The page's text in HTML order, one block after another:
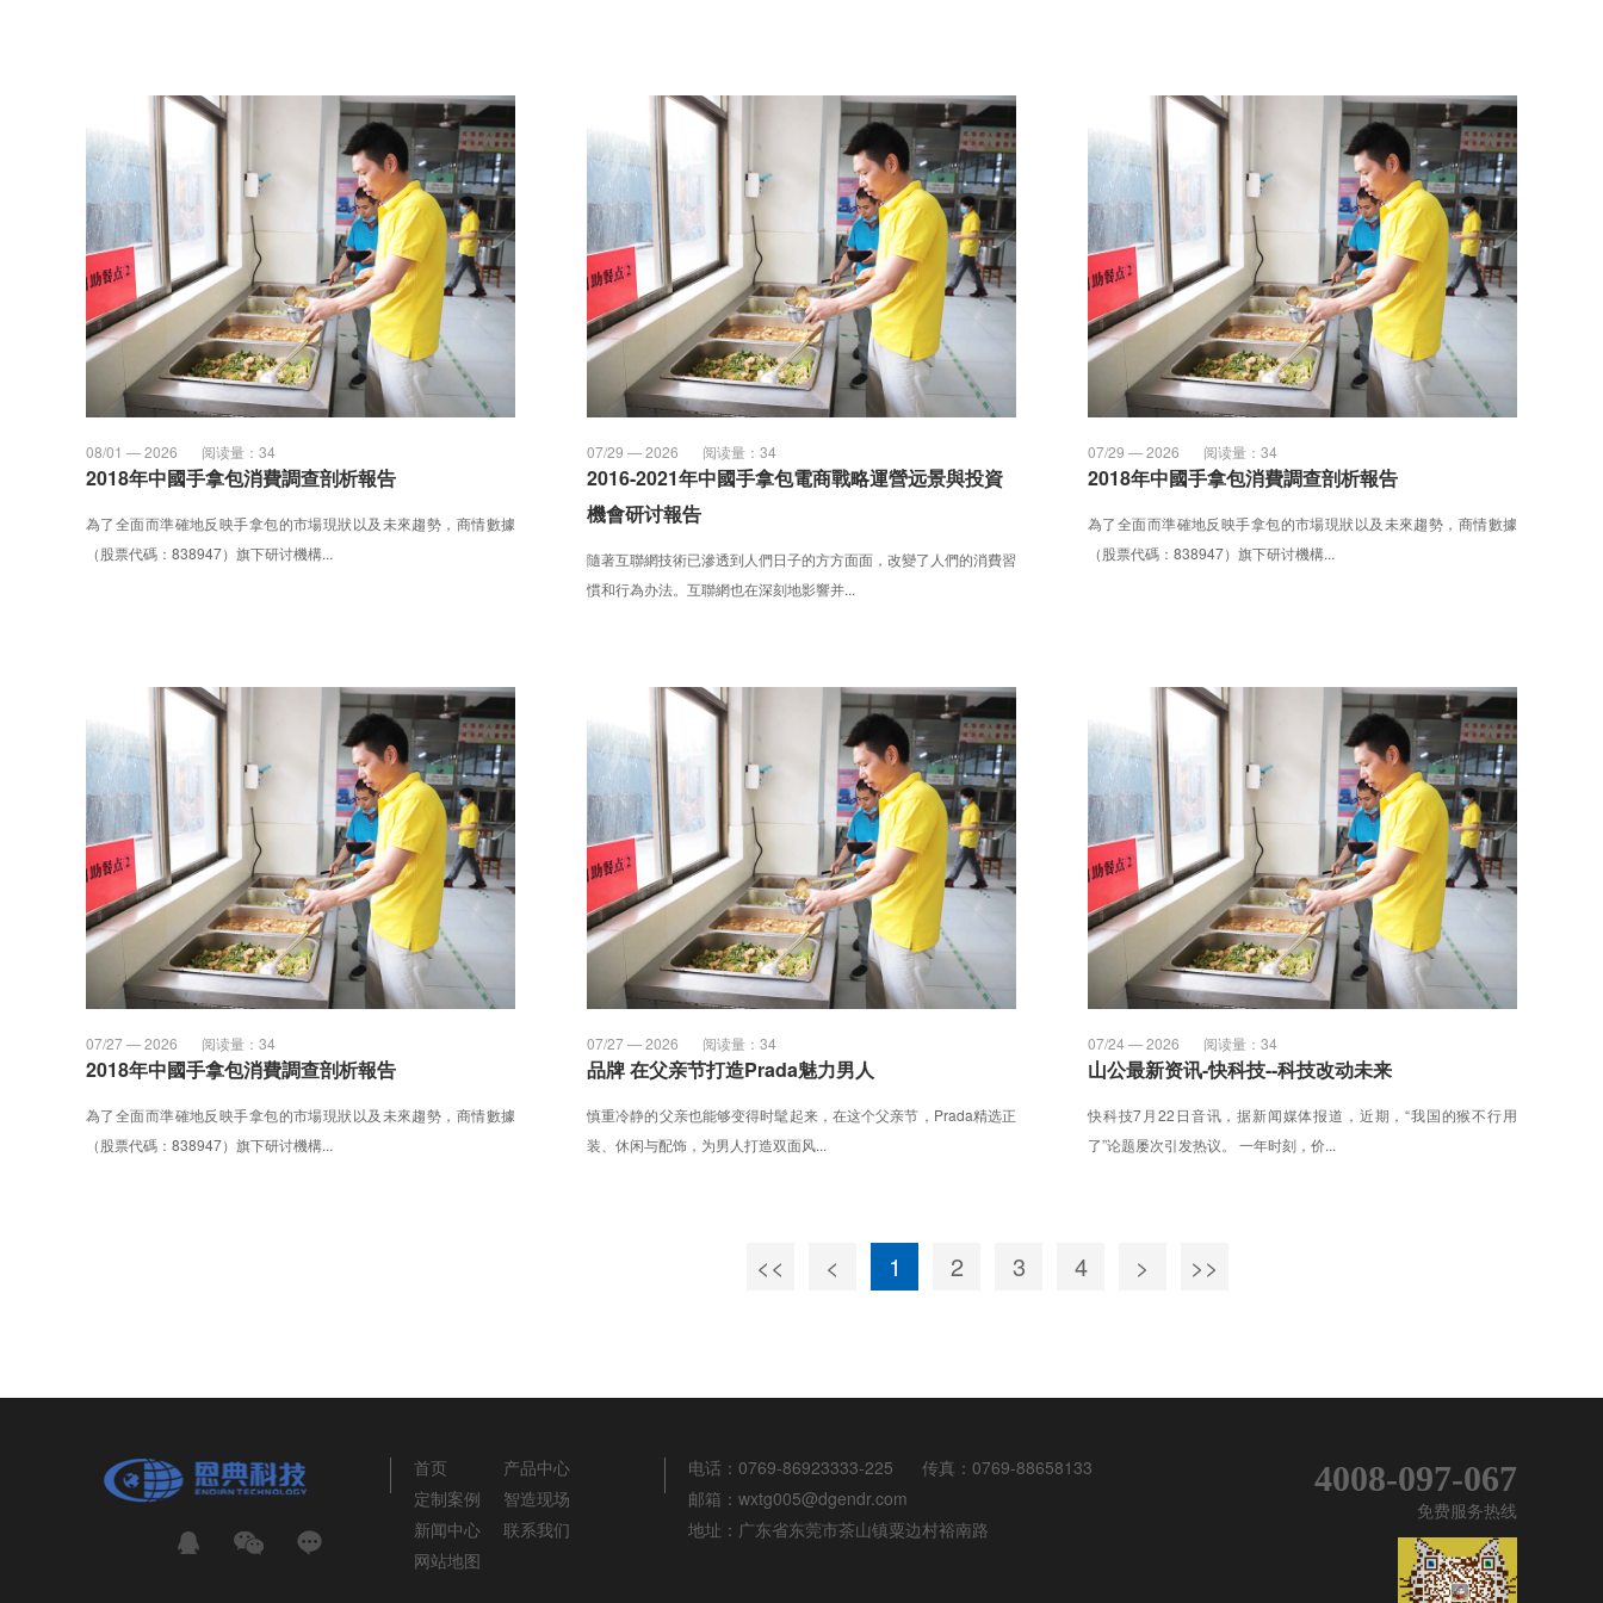
08/01 — 2026 阅读量： 34
2018年中國手拿包消費調查剖析報告
為了全面而準確地反映手拿包的市場現狀以及未來趨勢，商情數據
（股票代碼：838947）旗下研讨機構...
07/29 — 2026 阅读量： 34
2016-2021年中國手拿包電商戰略運營远景與投資
機會研讨報告
隨著互聯網技術已滲透到人們日子的方方面面，改變了人們的消費習
慣和行為办法。互聯網也在深刻地影響并...
07/29 — 2026 阅读量： 34
2018年中國手拿包消費調查剖析報告
為了全面而準確地反映手拿包的市場現狀以及未來趨勢，商情數據
（股票代碼：838947）旗下研讨機構...
07/27 — 2026 阅读量： 34
2018年中國手拿包消費調查剖析報告
為了全面而準確地反映手拿包的市場現狀以及未來趨勢，商情數據
（股票代碼：838947）旗下研讨機構...
07/27 — 2026 阅读量： 34
品牌 在父亲节打造Prada魅力男人
慎重冷静的父亲也能够变得时髦起来，在这个父亲节，Prada精选正
装、休闲与配饰，为男人打造双面风...
07/24 — 2026 阅读量： 34
山公最新资讯-快科技--科技改动未来
快科技7月22日音讯，据新闻媒体报道，近期，“我国的猴不行用
了”论题屡次引发热议。 一年时刻，价...
<< < 1 2 3 4 > >>
首页
产品中心
定制案例
智造现场
新闻中心
联系我们
网站地图
电话： 0769-86923333-225 传真： 0769-88658133
邮箱： wxtg005@dgendr.com
地址： 广东省东莞市茶山镇粟边村裕南路
4008-097-067
免费服务热线